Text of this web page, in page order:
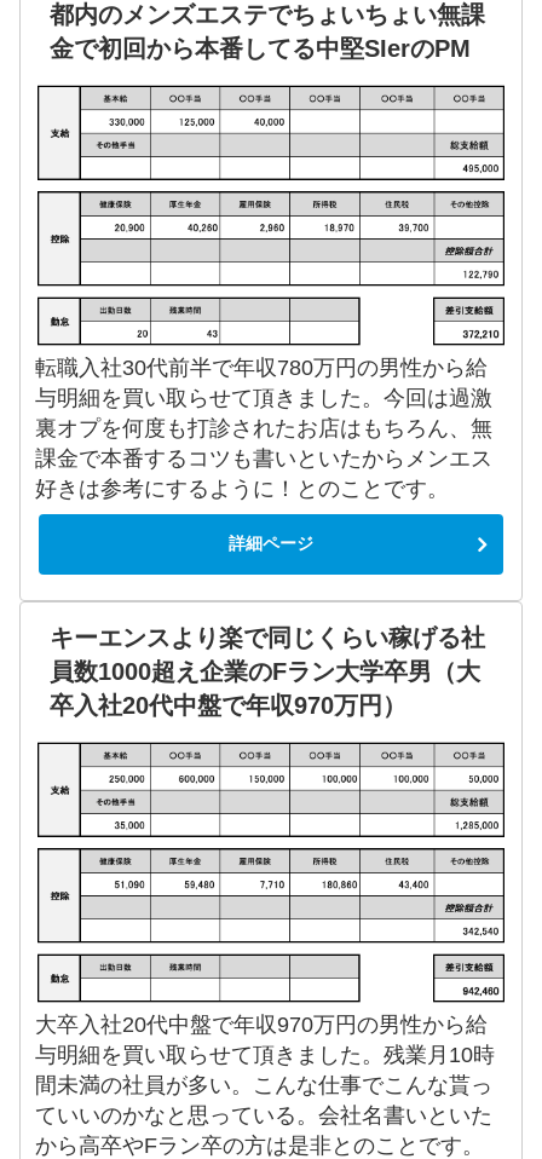
都内のメンズエステでちょいちょい無課
金で初回から本番してる中堅SIerのPM
転職入社30代前半で年収780万円の男性から給
与明細を買い取らせて頂きました。今回は過激
裏オプを何度も打診されたお店はもちろん、無
課金で本番するコツも書いといたからメンエス
好きは参考にするように！とのことです。
詳細ページ
キーエンスより楽で同じくらい稼げる社
員数1000超え企業のFラン大学卒男（大
卒入社20代中盤で年収970万円）
大卒入社20代中盤で年収970万円の男性から給
与明細を買い取らせて頂きました。残業月10時
間未満の社員が多い。こんな仕事でこんな貰っ
ていいのかなと思っている。会社名書いといた
から高卒やFラン卒の方は是非とのことです。